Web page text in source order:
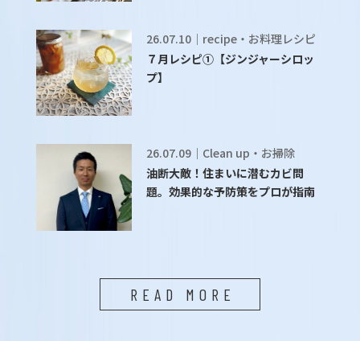
26.07.10｜recipe・お料理レシピ
７月レシピ①【ジンジャーシロッ
プ】
26.07.09｜Clean up・お掃除
油断大敵！住まいに潜むカビ問
題。効果的な予防策をプロが指南
READ MORE